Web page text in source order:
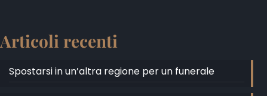
Articoli recenti
Spostarsi in un’altra regione per un funerale